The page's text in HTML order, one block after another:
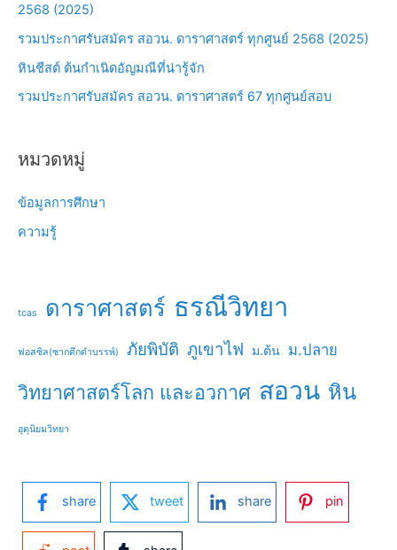
r
:
2568 (2025)
รวมประกาศรับสมัคร สอวน. ดาราศาสตร์ ทุกศูนย์ 2568 (2025)
หินชีสต์ ต้นกำเนิดอัญมณีที่น่ารู้จัก
รวมประกาศรับสมัคร สอวน. ดาราศาสตร์ 67 ทุกศูนย์สอบ
หมวดหมู่
ข้อมูลการศึกษา
ความรู้
tcas ดาราศาสตร์ ธรณีวิทยา
ฟอสซิล(ซากดึกดำบรรพ์) ภัยพิบัติ ภูเขาไฟ ม.ต้น ม.ปลาย
วิทยาศาสตร์โลก และอวกาศ สอวน หิน
อุตุนิยมวิทยา
share tweet share pin